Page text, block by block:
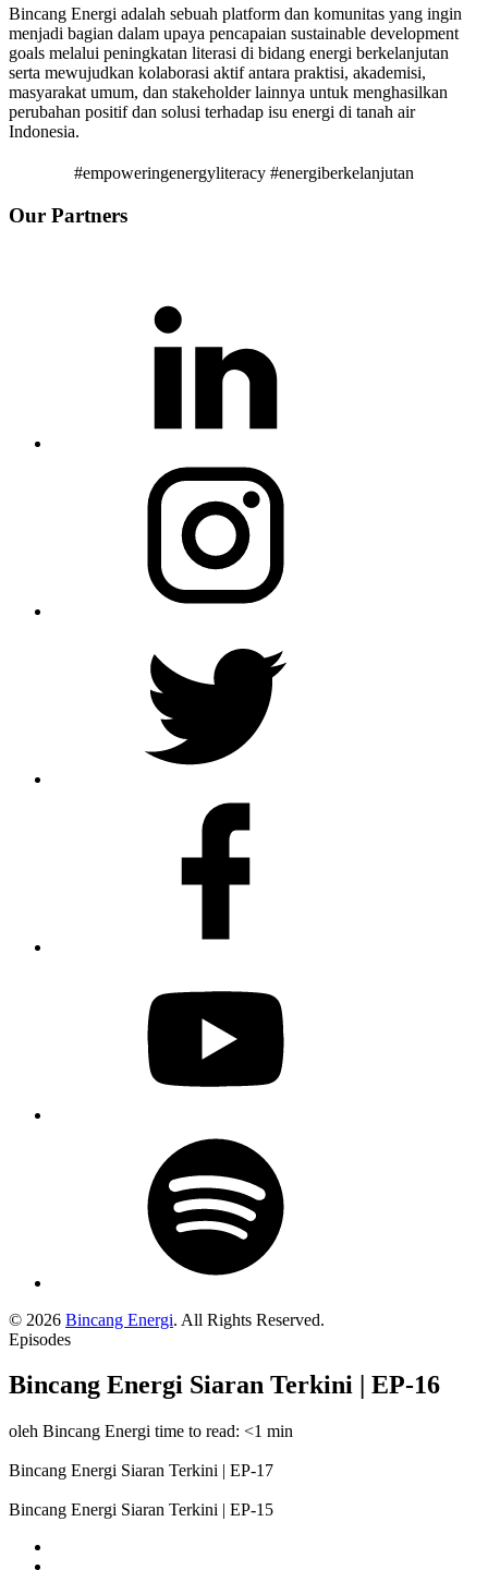
Bincang Energi adalah sebuah platform dan komunitas yang ingin
menjadi bagian dalam upaya pencapaian sustainable development
goals melalui peningkatan literasi di bidang energi berkelanjutan
serta mewujudkan kolaborasi aktif antara praktisi, akademisi,
masyarakat umum, dan stakeholder lainnya untuk menghasilkan
perubahan positif dan solusi terhadap isu energi di tanah air
Indonesia.
#empoweringenergyliteracy #energiberkelanjutan
Our Partners
© 2026 Bincang Energi. All Rights Reserved.
Episodes
Bincang Energi Siaran Terkini | EP-16
oleh Bincang Energi time to read: <1 min
Bincang Energi Siaran Terkini | EP-17
Bincang Energi Siaran Terkini | EP-15